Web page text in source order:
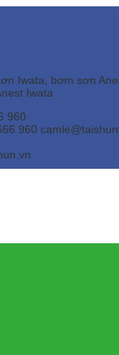
Iwata, bơm sơn
Iwata
960
960